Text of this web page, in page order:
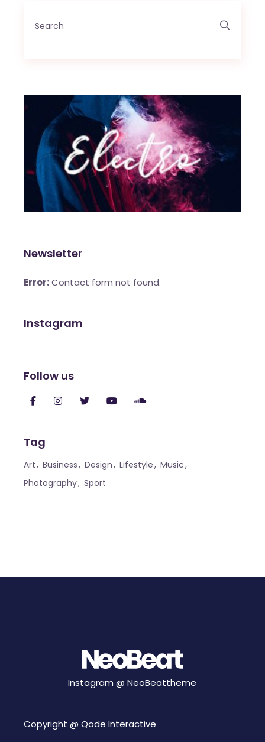
Newsletter
Error:Contact form not found.
Instagram
Follow us
Tag
Art Business Design Lifestyle
Music
Photography
Sport
Instagram @NeoBeattheme
Copyright @Qode Interactive